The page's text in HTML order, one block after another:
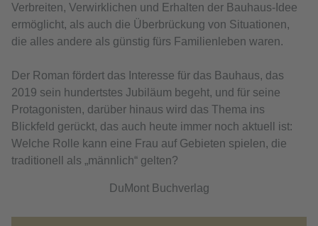
Verbreiten, Verwirklichen und Erhalten der Bauhaus-Idee
ermöglicht, als auch die Überbrückung von Situationen,
die alles andere als günstig fürs Familienleben waren.
Der Roman fördert das Interesse für das Bauhaus, das
2019 sein hundertstes Jubiläum begeht, und für seine
Protagonisten, darüber hinaus wird das Thema ins
Blickfeld gerückt, das auch heute immer noch aktuell ist:
Welche Rolle kann eine Frau auf Gebieten spielen, die
traditionell als „männlich“ gelten?
DuMont Buchverlag